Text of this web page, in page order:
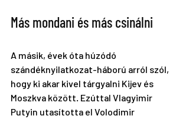
Más mondani és más csinálni
A másik, évek óta húzódó
szándéknyilatkozat-háború arról szól,
hogy ki akar kivel tárgyalni Kijev és
Moszkva között. Ezúttal Vlagyimir
Putyin utasította el Volodimir